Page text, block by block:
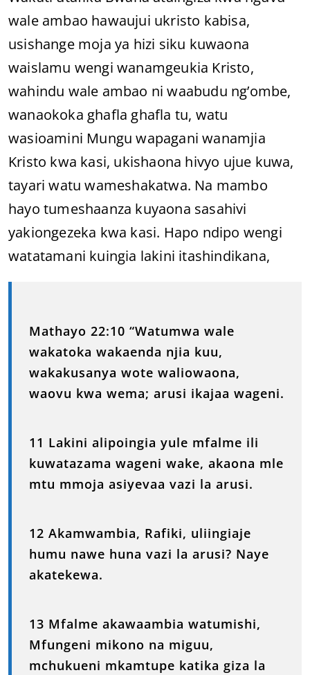
wale ambao hawaujui ukristo kabisa,
usishange moja ya hizi siku kuwaona
waislamu wengi wanamgeukia Kristo,
wahindu wale ambao ni waabudu ng’ombe,
wanaokoka ghafla ghafla tu, watu
wasioamini Mungu wapagani wanamjia
Kristo kwa kasi, ukishaona hivyo ujue kuwa,
tayari watu wameshakatwa. Na mambo
hayo tumeshaanza kuyaona sasahivi
yakiongezeka kwa kasi. Hapo ndipo wengi
watatamani kuingia lakini itashindikana,
Mathayo 22:10 “Watumwa wale
wakatoka wakaenda njia kuu,
wakakusanya wote waliowaona,
waovu kwa wema; arusi ikajaa wageni.
11 Lakini alipoingia yule mfalme ili
kuwatazama wageni wake, akaona mle
mtu mmoja asiyevaa vazi la arusi.
12 Akamwambia, Rafiki, uliingiaje
humu nawe huna vazi la arusi? Naye
akatekewa.
13 Mfalme akawaambia watumishi,
Mfungeni mikono na miguu,
mchukueni mkamtupe katika giza la